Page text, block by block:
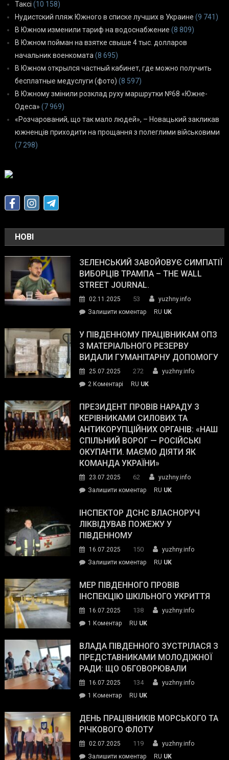
Таксі (10 158)
Нудистский пляж Южного в списке лучших в Украине (9 741)
В Южном изменили тариф на водоснабжение (8 809)
В Южном пойман на взятке свыше 4 тыс. долларов
начальник военкомата(8 695)
В Южном открылся частный кабинет, где можно получить
бесплатные медуслуги (фото) (8 597)
В Южному змінили розклад руху маршрутки №68 «Южне-
Одеса» (7 969)
«Розчарований, що так мало людей», – Новацький закликав
южненців приходити на прощання з полеглими військовими
(7 298)
НОВІ
ЗЕЛЕНСЬКИЙ ЗАВОЙОВУЄ СИМПАТІЇ
ВИБОРЦІВ ТРАМПА – THE WALL
STREET JOURNAL.
02.11.2025 53
yuzhny.info
Залишити коментарon
завойовує
симпатії
виборців
The
Street
Journal.
RU UK
У ПІВДЕННОМУ ПРАЦІВНИКАМ ОПЗ
З МАТЕРІАЛЬНОГО РЕЗЕРВУ
ВИДАЛИ ГУМАНІТАРНУ ДОПОМОГУ
25.07.2025 272
yuzhny.info
2 Коментарі
Південному
працівникам
ОПЗ
з
матеріального
резерву
гуманітарну
допомогу
RU UK
ПРЕЗИДЕНТ ПРОВІВ НАРАДУ З
КЕРІВНИКАМИ СИЛОВИХ ТА
АНТИКОРУПЦІЙНИХ ОРГАНІВ: «НАШ
СПІЛЬНИЙ ВОРОГ — РОСІЙСЬКІ
ОКУПАНТИ. МАЄМО ДІЯТИ ЯК
КОМАНДА УКРАЇНИ»
23.07.2025 62
yuzhny.info
Залишити коментарon
провів
нараду
силових
та
органів:
«Наш
спільний
окупанти.
Маємо
діяти
команда
RU UK
ІНСПЕКТОР ДСНС ВЛАСНОРУЧ
ЛІКВІДУВАВ ПОЖЕЖУ У
ПІВДЕННОМУ
16.07.2025 150
yuzhny.info
Залишити коментарon
ДСНС
власноруч
пожежу
у
RU UK
МЕР ПІВДЕННОГО ПРОВІВ
ІНСПЕКЦІЮ ШКІЛЬНОГО УКРИТТЯ
16.07.2025 138
yuzhny.info
1 Коментардо
Південного
провів
інспекцію
RU UK
ВЛАДА ПІВДЕННОГО ЗУСТРІЛАСЯ З
ПРЕДСТАВНИКАМИ МОЛОДІЖНОЇ
РАДИ: ЩО ОБГОВОРЮВАЛИ
16.07.2025 134
yuzhny.info
1 Коментардо
Південного
зустрілася
представниками
RU UK
ДЕНЬ ПРАЦІВНИКІВ МОРСЬКОГО ТА
РІЧКОВОГО ФЛОТУ
02.07.2025 119
yuzhny.info
Залишити коментарon RU UK